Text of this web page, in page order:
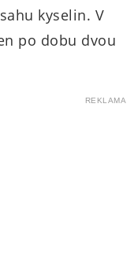
kyselin. V
po dobu dvou
REKLAMA